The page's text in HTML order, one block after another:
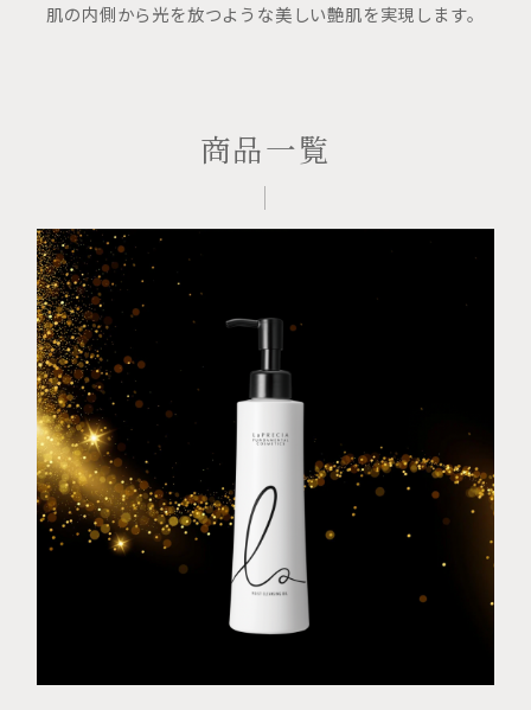
肌の内側から光を放つような美しい艶肌を実現します。
商品一覧